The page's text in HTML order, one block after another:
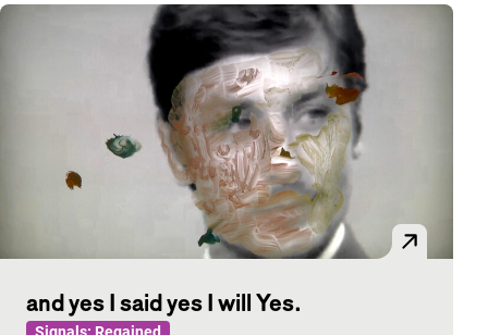
and yes I said yes I will Yes.